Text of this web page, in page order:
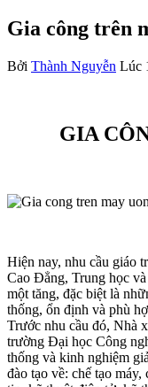
Gia công trên
Bởi Thành Nguyễn Lúc
GIA
Hiện nay, nhu cầu giáo
Cao Đẳng, Trung học
một tăng, đặc biệt là
thống, ổn định và phù
Trước nhu cầu đó, Nhà
trường Đại học Công
thống và kinh nghiệm
đào tạo về: chế tạo